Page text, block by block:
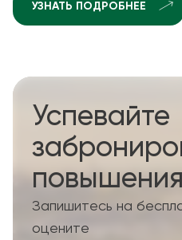
УЗНАТЬ ПОДРОБНЕЕ
Успевайте
Запишитесь на
оцените